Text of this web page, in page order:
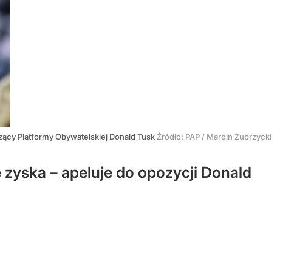
Platformy Obywatelskiej Donald Tusk Źródło: PAP / Marcin Zubrzycki
zyska – apeluje do opozycji Donald